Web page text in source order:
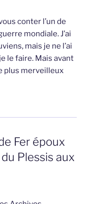
conter l’un de
mondiale. J’ai
mais je ne l’ai
le faire. Mais avant
plus merveilleux
Fer époux
Plessis aux